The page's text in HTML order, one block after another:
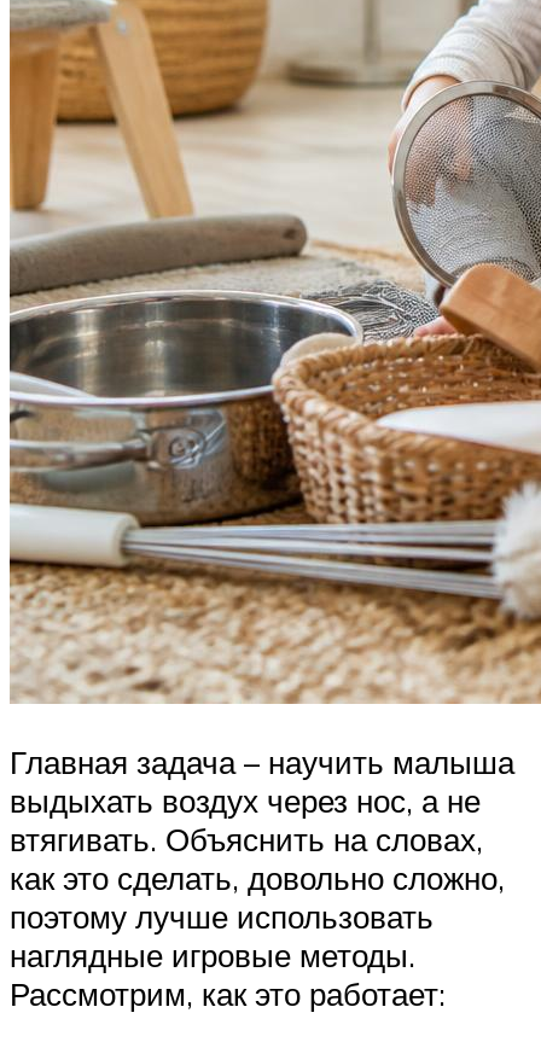
Главная задача – научить малыша
выдыхать воздух через нос, а не
втягивать. Объяснить на словах,
как это сделать, довольно сложно,
поэтому лучше использовать
наглядные игровые методы.
Рассмотрим, как это работает: